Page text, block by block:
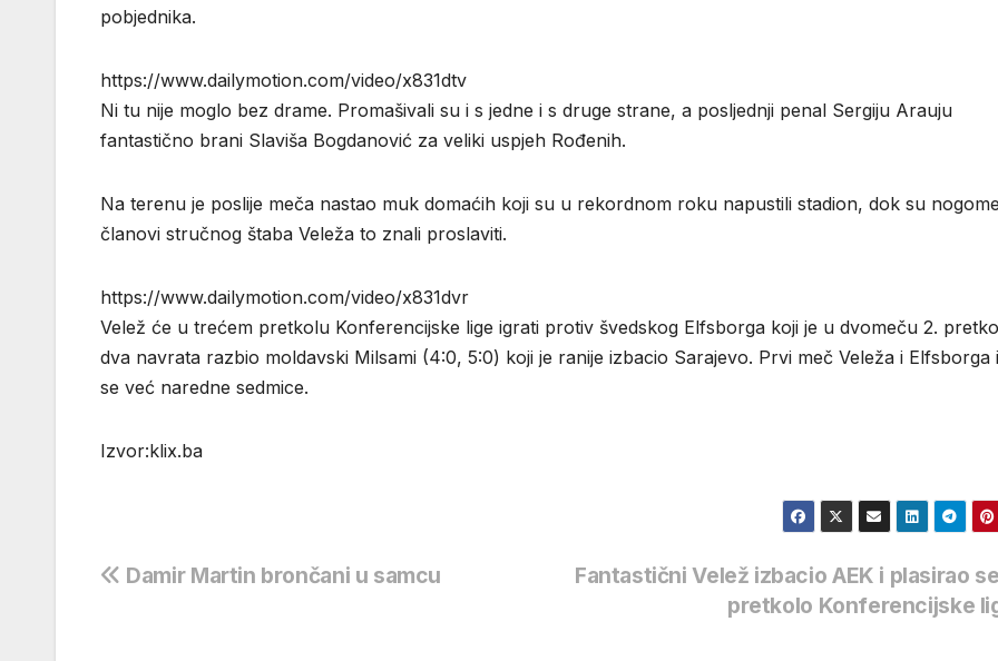
pobjednika.
https://www.dailymotion.com/video/x831dtv
Ni tu nije moglo bez drame. Promašivali su i s jedne i s druge strane, a posljednji penal Sergiju Arauju
fantastično brani Slaviša Bogdanović za veliki uspjeh Rođenih.
Na terenu je poslije meča nastao muk domaćih koji su u rekordnom roku napustili stadion, dok su
članovi stručnog štaba Veleža to znali proslaviti.
https://www.dailymotion.com/video/x831dvr
Velež će u trećem pretkolu Konferencijske lige igrati protiv švedskog Elfsborga koji je u dvomeču 2.
dva navrata razbio moldavski Milsami (4:0, 5:0) koji je ranije izbacio Sarajevo. Prvi meč Veleža i Elfsborga
se već naredne sedmice.
Izvor:klix.ba
Navigacija
Fantastični Velež izbacio AEK i plasirao
pretkolo Konferencijske
Damir Martin brončani u samcu